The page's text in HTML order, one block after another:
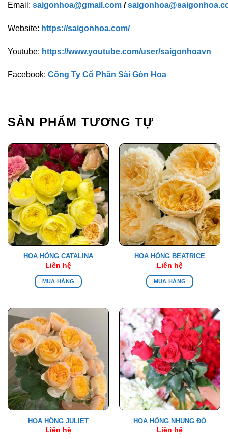
Email: saigonhoa@gmail.com /
Website: https://saigonhoa.com/
Youtube: https://www.youtube.com/user/saigonhoavn
Facebook: Công Ty Cổ Phần Sài Gòn Hoa
SẢN PHẨM TƯƠNG TỰ
HOA HỒNG CATALINA
Liên hệ
MUA HÀNG
HOA HỒNG BEATRICE
Liên hệ
MUA HÀNG
HOA HỒNG JULIET
Liên hệ
HOA HỒNG NHUNG ĐỎ
Liên hệ